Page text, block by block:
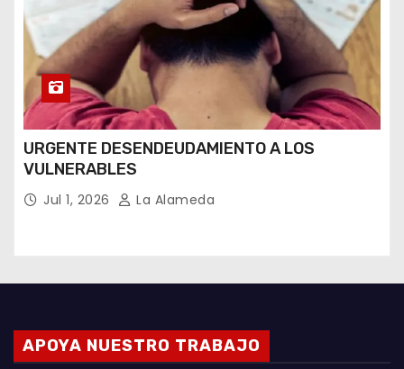
URGENTE DESENDEUDAMIENTO A LOS
VULNERABLES
Jul 1, 2026 La Alameda
APOYA NUESTRO TRABAJO